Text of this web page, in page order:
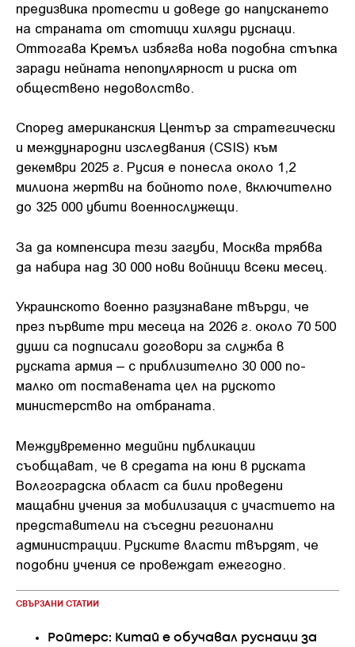
предизвика протести и доведе до напускането
на страната от стотици хиляди руснаци.
Оттогава Кремъл избягва нова подобна стъпка
заради нейната непопулярност и риска от
обществено недоволство.
Според американския Център за стратегически
и международни изследвания (CSIS) към
декември 2025 г. Русия е понесла около 1,2
милиона жертви на бойното поле, включително
до 325 000 убити военнослужещи.
За да компенсира тези загуби, Москва трябва
да набира над 30 000 нови войници всеки месец.
Украинското военно разузнаване твърди, че
през първите три месеца на 2026 г. около 70 500
души са подписали договори за служба в
руската армия – с приблизително 30 000 по-
малко от поставената цел на руското
министерство на отбраната.
Междувременно медийни публикации
съобщават, че в средата на юни в руската
Волгоградска област са били проведени
мащабни учения за мобилизация с участието на
представители на съседни регионални
администрации. Руските власти твърдят, че
подобни учения се провеждат ежегодно.
СВЪРЗАНИ СТАТИИ
Ройтерс: Китай е обучавал руснаци за